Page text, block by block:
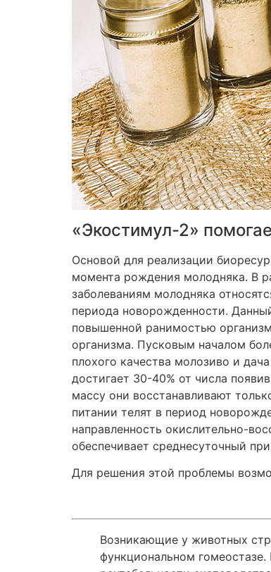
«Экостимул-2»
Основой для реализации
момента рождения молодняка. В
заболеваниям молодняка
периода новорожденности.
повышенной ранимостью
организма. Пусковым началом
плохого качества молозиво и
достигает 30-40% от числа
массу они восстанавливают
питании телят в период
направленность окислительно-
обеспечивает среднесуточный
Для решения этой проблемы
Возникающие у животных
функциональном